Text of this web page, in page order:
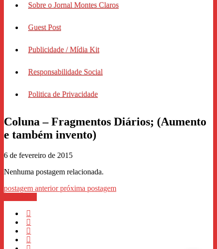
Sobre o Jornal Montes Claros
Guest Post
Publicidade / Mídia Kit
Responsabilidade Social
Politica de Privacidade
Coluna – Fragmentos Diários; (Aumento
e também invento)
6 de fevereiro de 2015
Nenhuma postagem relacionada.
postagem anteriorpróxima postagem